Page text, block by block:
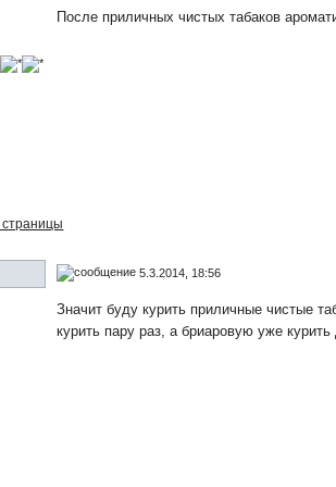
После приличных чистых табаков
5.3.2014, 18:56
Значит буду курить приличные чистые
курить пару раз, а бриаровую уже